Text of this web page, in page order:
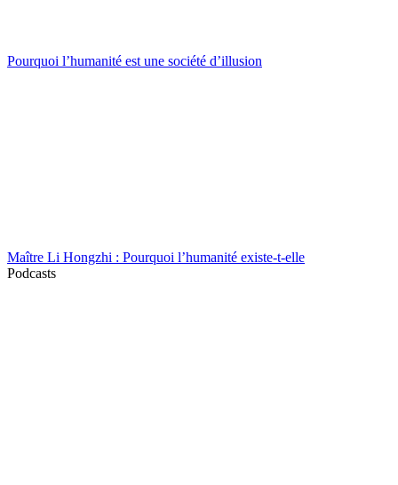
Pourquoi l’humanité est une société d’illusion
Maître Li Hongzhi : Pourquoi l’humanité existe-t-elle
Podcasts